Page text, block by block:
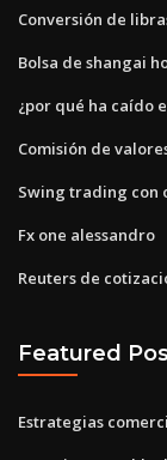
Conversión de
Bolsa de shangai
¿por qué ha caído
Comisión de
Swing trading con
Fx one alessandro
Reuters de
Featured
Estrategias